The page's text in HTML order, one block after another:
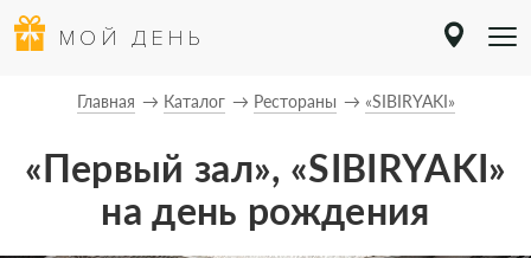
МОЙ ДЕНЬ
Главная Каталог Рестораны «SIBIRYAKI»
«Первый зал», «SIBIRYAKI»
на день рождения